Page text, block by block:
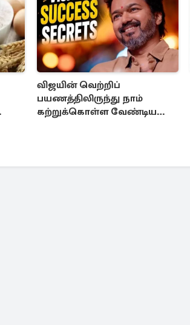
விஜயின் வெற்றிப்
பயணத்திலிருந்து நாம்
கற்றுக்கொள்ள வேண்டிய